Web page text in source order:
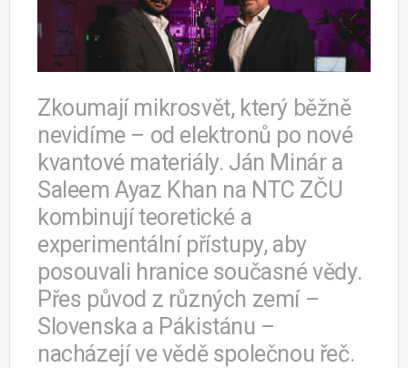
Zkoumají mikrosvět, který běžně
nevidíme – od elektronů po nové
kvantové materiály. Ján Minár a
Saleem Ayaz Khan na NTC ZČU
kombinují teoretické a
experimentální přístupy, aby
posouvali hranice současné vědy.
Přes původ z různých zemí –
Slovenska a Pákistánu –
nacházejí ve vědě společnou řeč.